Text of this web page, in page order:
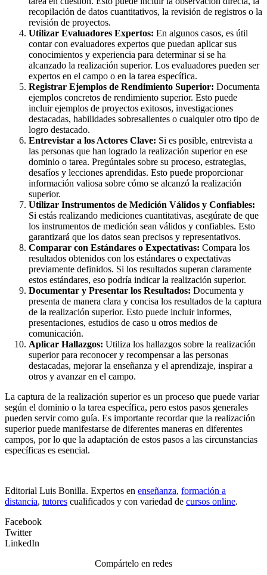
recopilación de datos cuantitativos, la revisión de registros o la
revisión de proyectos.
Utilizar Evaluadores Expertos: En algunos casos, es útil
contar con evaluadores expertos que puedan aplicar sus
conocimientos y experiencia para determinar si se ha
alcanzado la realización superior. Los evaluadores pueden ser
expertos en el campo o en la tarea específica.
Registrar Ejemplos de Rendimiento Superior: Documenta
ejemplos concretos de rendimiento superior. Esto puede
incluir ejemplos de proyectos exitosos, investigaciones
destacadas, habilidades sobresalientes o cualquier otro tipo de
logro destacado.
Entrevistar a los Actores Clave: Si es posible, entrevista a
las personas que han logrado la realización superior en ese
dominio o tarea. Pregúntales sobre su proceso, estrategias,
desafíos y lecciones aprendidas. Esto puede proporcionar
información valiosa sobre cómo se alcanzó la realización
superior.
Utilizar Instrumentos de Medición Válidos y Confiables:
Si estás realizando mediciones cuantitativas, asegúrate de que
los instrumentos de medición sean válidos y confiables. Esto
garantizará que los datos sean precisos y representativos.
Comparar con Estándares o Expectativas: Compara los
resultados obtenidos con los estándares o expectativas
previamente definidos. Si los resultados superan claramente
estos estándares, eso podría indicar la realización superior.
Documentar y Presentar los Resultados: Documenta y
presenta de manera clara y concisa los resultados de la captura
de la realización superior. Esto puede incluir informes,
presentaciones, estudios de caso u otros medios de
comunicación.
Aplicar Hallazgos: Utiliza los hallazgos sobre la realización
superior para reconocer y recompensar a las personas
destacadas, mejorar la enseñanza y el aprendizaje, inspirar a
otros y avanzar en el campo.
La captura de la realización superior es un proceso que puede variar
según el dominio o la tarea específica, pero estos pasos generales
pueden servir como guía. Es importante recordar que la realización
superior puede manifestarse de diferentes maneras en diferentes
campos, por lo que la adaptación de estos pasos a las circunstancias
específicas es esencial.
Editorial Luis Bonilla. Expertos en enseñanza, formación a
distancia, tutores cualificados y con variedad de cursos online.
Facebook
Twitter
LinkedIn
Compártelo en redes